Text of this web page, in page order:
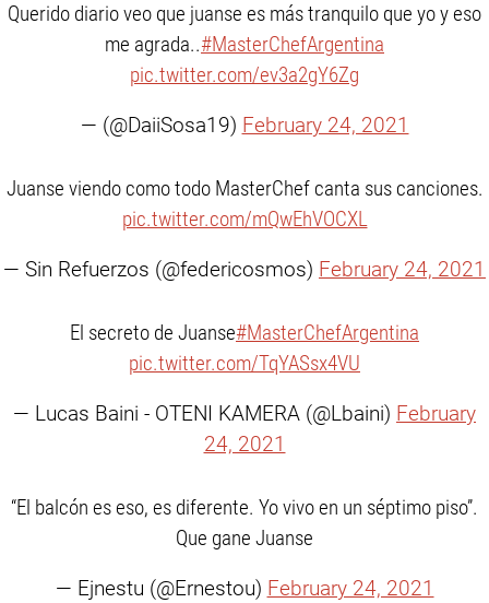
Querido diario veo que juanse es más tranquilo que yo y eso
me agrada..#MasterChefArgentina
pic.twitter.com/ev3a2gY6Zg
— (@DaiiSosa19) February 24, 2021
Juanse viendo como todo MasterChef canta sus canciones.
pic.twitter.com/mQwEhVOCXL
— Sin Refuerzos (@federicosmos) February 24, 2021
El secreto de Juanse#MasterChefArgentina
pic.twitter.com/TqYASsx4VU
— Lucas Baini - OTENI KAMERA (@Lbaini) February
24, 2021
“El balcón es eso, es diferente. Yo vivo en un séptimo piso”.
Que gane Juanse
— Ejnestu (@Ernestou) February 24, 2021